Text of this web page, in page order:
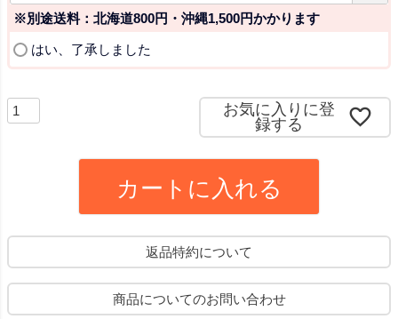
必
須
)
※別途送料：北海道800円・沖縄1,500円かかります
)
はい、了承しました
お気に入りに登
録する
カートに入れる
返品特約について
商品についてのお問い合わせ